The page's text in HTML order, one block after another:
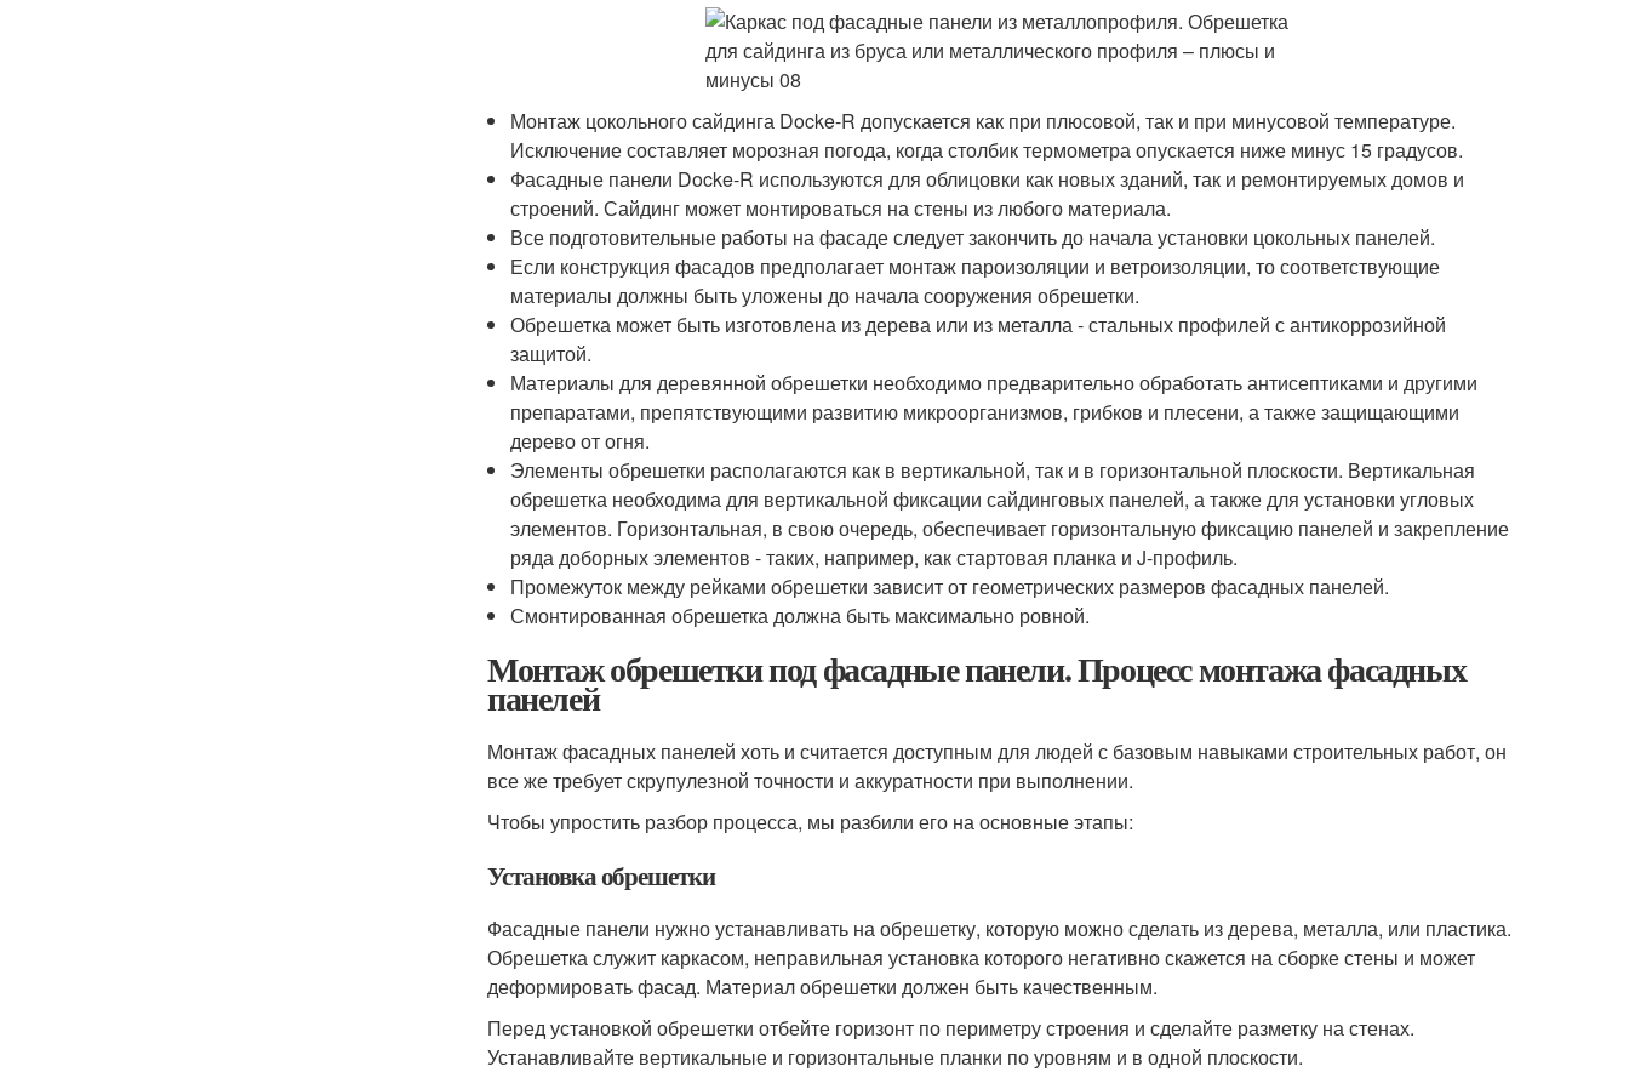
Монтаж цокольного сайдинга Docke-R допускается как при плюсовой, так и при минусовой температуре.
Исключение составляет морозная погода, когда столбик термометра опускается ниже минус 15 градусов.
Фасадные панели Docke-R используются для облицовки как новых зданий, так и ремонтируемых домов и
строений. Сайдинг может монтироваться на стены из любого материала.
Все подготовительные работы на фасаде следует закончить до начала установки цокольных панелей.
Если конструкция фасадов предполагает монтаж пароизоляции и ветроизоляции, то соответствующие
материалы должны быть уложены до начала сооружения обрешетки.
Обрешетка может быть изготовлена из дерева или из металла - стальных профилей с антикоррозийной
защитой.
Материалы для деревянной обрешетки необходимо предварительно обработать антисептиками и другими
препаратами, препятствующими развитию микроорганизмов, грибков и плесени, а также защищающими
дерево от огня.
Элементы обрешетки располагаются как в вертикальной, так и в горизонтальной плоскости. Вертикальная
обрешетка необходима для вертикальной фиксации сайдинговых панелей, а также для установки угловых
элементов. Горизонтальная, в свою очередь, обеспечивает горизонтальную фиксацию панелей и закрепление
ряда доборных элементов - таких, например, как стартовая планка и J-профиль.
Промежуток между рейками обрешетки зависит от геометрических размеров фасадных панелей.
Смонтированная обрешетка должна быть максимально ровной.
Монтаж обрешетки под фасадные панели. Процесс монтажа фасадных
панелей
Монтаж фасадных панелей хоть и считается доступным для людей с базовым навыками строительных работ, он
все же требует скрупулезной точности и аккуратности при выполнении.
Чтобы упростить разбор процесса, мы разбили его на основные этапы:
Установка обрешетки
Фасадные панели нужно устанавливать на обрешетку, которую можно сделать из дерева, металла, или пластика.
Обрешетка служит каркасом, неправильная установка которого негативно скажется на сборке стены и может
деформировать фасад. Материал обрешетки должен быть качественным.
Перед установкой обрешетки отбейте горизонт по периметру строения и сделайте разметку на стенах.
Устанавливайте вертикальные и горизонтальные планки по уровням и в одной плоскости.